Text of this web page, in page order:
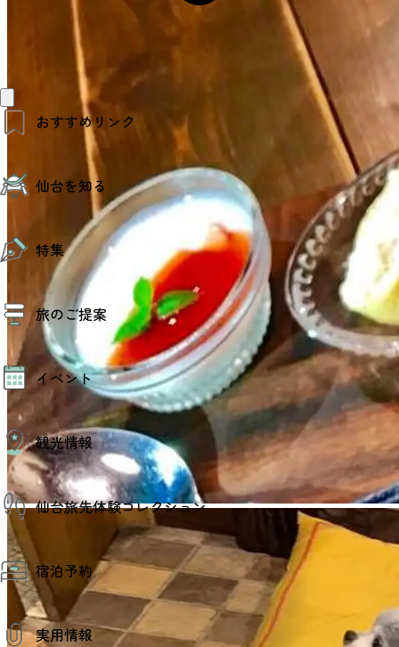
おすすめリンク
仙台夜時間
モデルコース
エリアガイド
お知らせ
お得なチケット
仙台を知る
仙台の魅力
エリアガイド
復興に向けて
仙台観光PR動画ライブラリー
仙台から行く東北周遊旅
伝統的工芸品
特集
特集
夜時間トピックス
旅のご提案
モデルコース
AIおまかせコース
オリジナルプラン
みんなの旅行記
イベント
イベント情報
その他イベント情報（音楽・展示会）
スポーツ情報
コンベンション情報
観光情報
観光スポット
温泉
季節のイベント
プロスポーツチーム・プロオーケストラ
仙台の銘品
仙台夜時間
宿泊施設
仙台観光マップ
仙台旅先体験コレクション
仙台旅先体験コレクション
体験プログラム検索（予約）
体験事業者からのお知らせ
体験トピックス
体験事業者
宿泊予約
宿泊予約
実用情報